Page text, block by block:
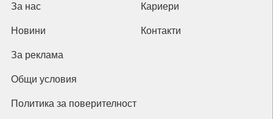
За нас Кариери
Новини Контакти
За реклама
Общи условия
Политика за поверителност